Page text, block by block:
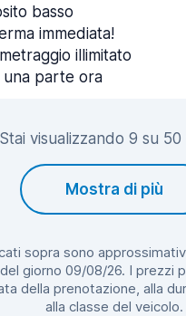
basso
immediata!
illimitato
una parte ora
Stai visualizzando 9 su 50
Mostra di più
sopra sono
giorno 09/08/26. I prezzi
della prenotazione, alla
alla classe del veicolo.